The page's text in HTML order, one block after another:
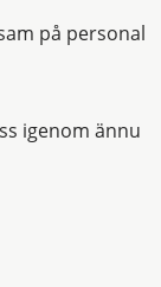
på personal
igenom ännu